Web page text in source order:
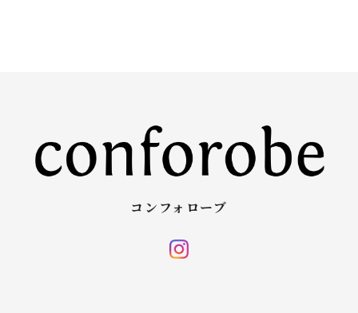
コンフォローブ